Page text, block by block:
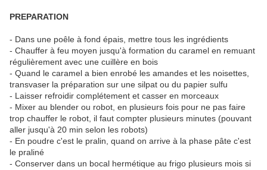
PREPARATION
- Dans une poêle à fond épais, mettre tous les ingrédients
- Chauffer à feu moyen jusqu'à formation du caramel en remuant
régulièrement avec une cuillère en bois
- Quand le caramel a bien enrobé les amandes et les noisettes,
transvaser la préparation sur une silpat ou du papier sulfu
- Laisser refroidir complétement et casser en morceaux
- Mixer au blender ou robot, en plusieurs fois pour ne pas faire
trop chauffer le robot, il faut compter plusieurs minutes (pouvant
aller jusqu'à 20 min selon les robots)
- En poudre c'est le pralin, quand on arrive à la phase pâte c'est
le praliné
- Conserver dans un bocal hermétique au frigo plusieurs mois si